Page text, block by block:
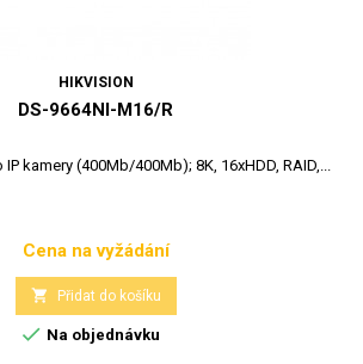
HIKVISION
DS-9664NI-M16/R
kamery (400Mb/400Mb); 8K, 16xHDD, RAID,...
Cena
Cena na vyžádání
 Přidat do košíku
 Na objednávku